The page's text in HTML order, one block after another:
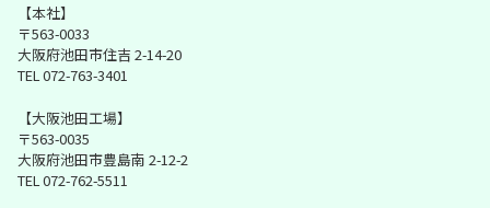
【本社】
〒563-0033
大阪府池田市住吉 2-14-20
TEL 072-763-3401
【大阪池田工場】
〒563-0035
大阪府池田市豊島南 2-12-2
TEL 072-762-5511